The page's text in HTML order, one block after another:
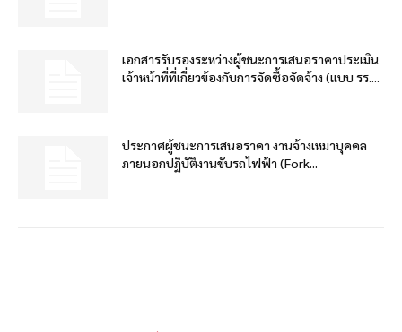
เอกสารรับรองระหว่างผู้ชนะการเสนอราคาประเมิน
เจ้าหน้าที่ที่เกี่ยวข้องกับการจัดซื้อจัดจ้าง (แบบ รร....
ประกาศผู้ชนะการเสนอราคา งานจ้างเหมาบุคคล
ภายนอกปฏิบัติงานขับรถไฟฟ้า (Fork...